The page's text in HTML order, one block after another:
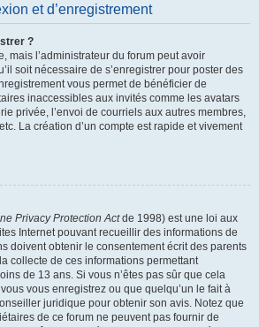
et d’enregistrement
?
mais l’administrateur du forum peut avoir
soit nécessaire de s’enregistrer pour poster des
vous permet de bénéficier de
inaccessibles aux invités comme les avatars
privée, l’envoi de courriels aux autres membres,
La création d’un compte est rapide et vivement
Privacy Protection Actde 1998) est une loi aux
Internet pouvant recueillir des informations de
doivent obtenir le consentement écrit des parents
collecte de ces informations permettant
de 13 ans. Si vous n’êtes pas sûr que cela
vous enregistrez ou que quelqu’un le fait à
juridique pour obtenir son avis. Notez que
de ce forum ne peuvent pas fournir de